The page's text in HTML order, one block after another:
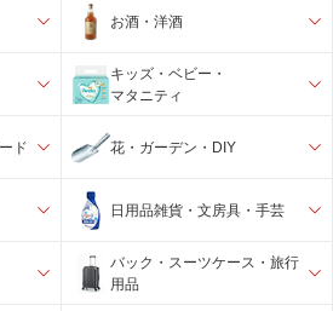
お酒・洋酒
キッズ・ベビー・
マタニティ
ド 花・ガーデン・DIY
日用品雑貨・文房具・手芸
バック・スーツケース・旅行
用品